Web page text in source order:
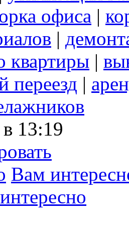
офиса |
|
квартиры |
переезд |
13:19
Вам